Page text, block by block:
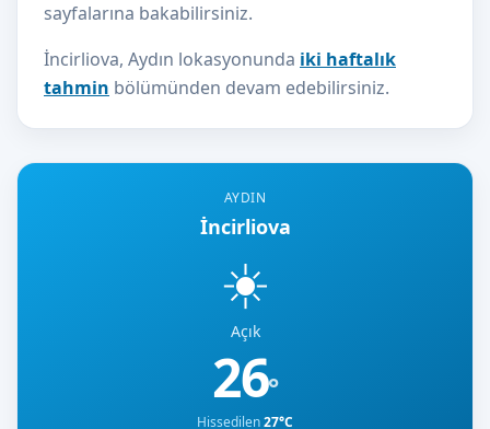
AYDIN
İncirliova
☀️
Açık
26°
Hissedilen27°C
sayfalarına bakabilirsiniz.
İncirliova, Aydın lokasyonunda iki haftalık
tahmin bölümünden devam edebilirsiniz.